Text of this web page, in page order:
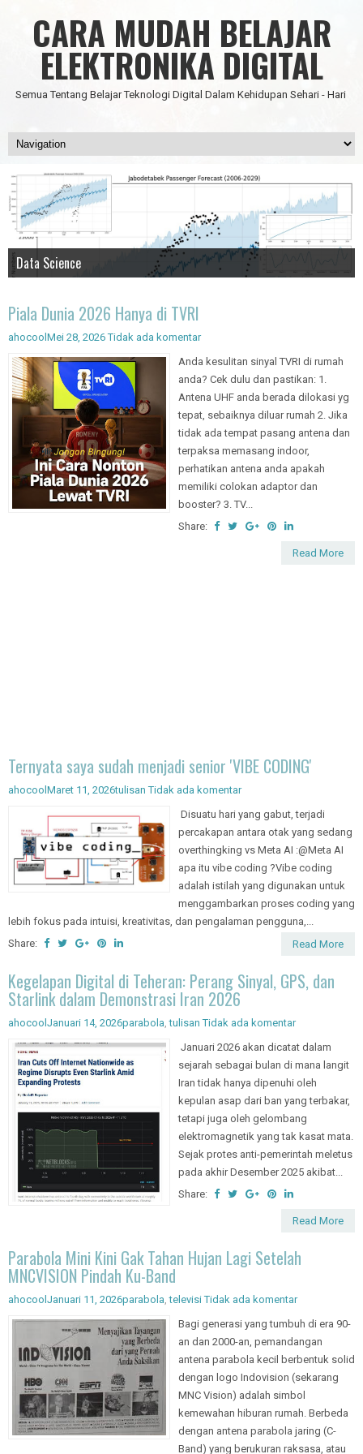
CARA MUDAH BELAJAR
ELEKTRONIKA DIGITAL
Semua Tentang Belajar Teknologi Digital Dalam Kehidupan Sehari - Hari
IC Timer 555 yang Multifungsi
Data Science
JAM DIGITAL 6 DIGIT TANPA MICRO FULL CMOS
Node Red - Kontrol Industri 4.0
Piala Dunia 2026 Hanya di TVRI
ahocool Mei 28, 2026 Tidak ada komentar
Anda kesulitan sinyal TVRI di rumah
anda? Cek dulu dan pastikan: 1.
Antena UHF anda berada dilokasi yg
tepat, sebaiknya diluar rumah 2. Jika
tidak ada tempat pasang antena dan
terpaksa memasang indoor,
perhatikan antena anda apakah
memiliki colokan adaptor dan
booster? 3. TV...
Share:
Read More
Ternyata saya sudah menjadi senior 'VIBE CODING'
ahocool Maret 11, 2026tulisan Tidak ada komentar
Disuatu hari yang gabut, terjadi
percakapan antara otak yang sedang
overthingking vs Meta AI :@Meta AI
apa itu vibe coding ?Vibe coding
adalah istilah yang digunakan untuk
menggambarkan proses coding yang
lebih fokus pada intuisi, kreativitas, dan pengalaman pengguna,...
Share:
Read More
Kegelapan Digital di Teheran: Perang Sinyal, GPS, dan
Starlink dalam Demonstrasi Iran 2026
ahocool Januari 14, 2026parabola,tulisan Tidak ada komentar
Januari 2026 akan dicatat dalam
sejarah sebagai bulan di mana langit
Iran tidak hanya dipenuhi oleh
kepulan asap dari ban yang terbakar,
tetapi juga oleh gelombang
elektromagnetik yang tak kasat mata.
Sejak protes anti-pemerintah meletus
pada akhir Desember 2025 akibat...
Share:
Read More
Parabola Mini Kini Gak Tahan Hujan Lagi Setelah
MNCVISION Pindah Ku-Band
ahocool Januari 11, 2026parabola,televisi Tidak ada komentar
Bagi generasi yang tumbuh di era 90-
an dan 2000-an, pemandangan
antena parabola kecil berbentuk solid
dengan logo Indovision (sekarang
MNC Vision) adalah simbol
kemewahan hiburan rumah. Berbeda
dengan antena parabola jaring (C-
Band) yang berukuran raksasa, atau